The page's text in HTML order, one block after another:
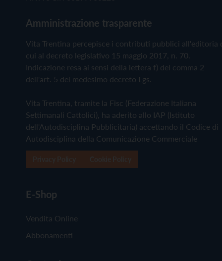
Amministrazione trasparente
Vita Trentina percepisce i contributi pubblici all'editoria
cui al decreto legislativo 15 maggio 2017, n. 70.
Indicazione resa ai sensi della lettera f) del comma 2
dell'art. 5 del medesimo decreto Lgs.
Vita Trentina, tramite la Fisc (Federazione Italiana
Settimanali Cattolici), ha aderito allo IAP (Istituto
dell'Autodisciplina Pubblicitaria) accettando il Codice di
Autodisciplina della Comunicazione Commerciale
E-Shop
Vendita Online
Abbonamenti